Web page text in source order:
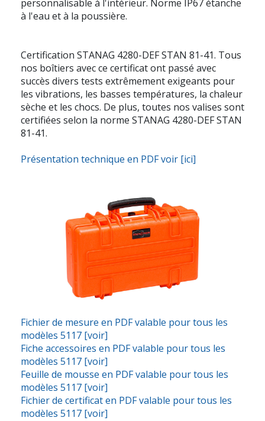
personnalisable à l'intérieur. Norme IP67 étanche
à l'eau et à la poussière.
Certification STANAG 4280-DEF STAN 81-41. Tous
nos boîtiers avec ce certificat ont passé avec
succès divers tests extrêmement exigeants pour
les vibrations, les basses températures, la chaleur
sèche et les chocs. De plus, toutes nos valises sont
certifiées selon la norme STANAG 4280-DEF STAN
81-41.
Présentation technique en PDF voir [ici]
Fichier de mesure en PDF valable pour tous les
modèles 5117 [voir]
Fiche accessoires en PDF valable pour tous les
modèles 5117 [voir]
Feuille de mousse en PDF valable pour tous les
modèles 5117 [voir]
Fichier de certificat en PDF valable pour tous les
modèles 5117 [voir]